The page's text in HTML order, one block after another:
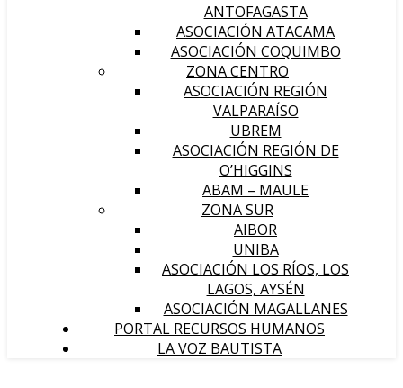
ANTOFAGASTA
ASOCIACIÓN ATACAMA
ASOCIACIÓN COQUIMBO
ZONA CENTRO
ASOCIACIÓN REGIÓN
VALPARAÍSO
UBREM
ASOCIACIÓN REGIÓN DE
O’HIGGINS
ABAM – MAULE
ZONA SUR
AIBOR
UNIBA
ASOCIACIÓN LOS RÍOS, LOS
LAGOS, AYSÉN
ASOCIACIÓN MAGALLANES
PORTAL RECURSOS HUMANOS
LA VOZ BAUTISTA